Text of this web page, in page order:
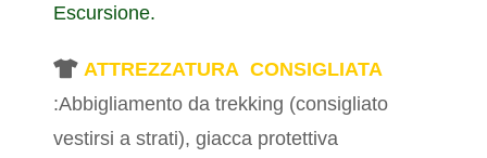
Escursione.
ATTREZZATURA CONSIGLIATA
:Abbigliamento da trekking (consigliato
vestirsi a strati), giacca protettiva